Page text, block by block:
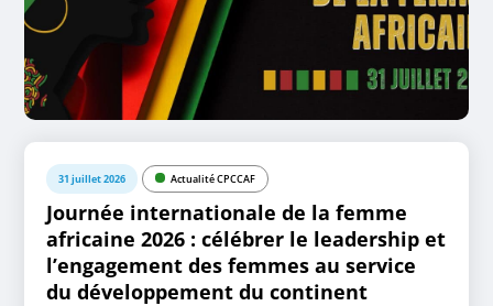
31 juillet 2026 Actualité CPCCAF
Journée internationale de la femme
africaine 2026 : célébrer le leadership et
l’engagement des femmes au service
du développement du continent